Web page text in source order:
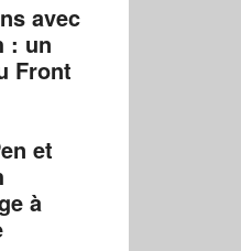
avec
: un
Front
et
à